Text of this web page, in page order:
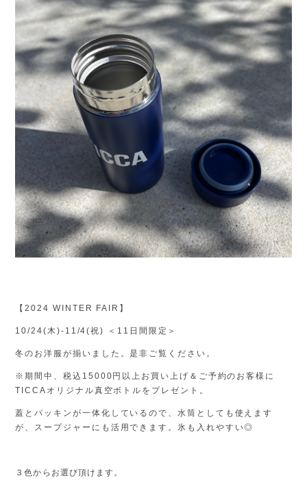
【2024 WINTER FAIR】
10/24(木)-11/4(祝) ＜11日間限定＞
冬のお洋服が揃いました。是非ご覧ください。
※期間中、税込15000円以上お買い上げ＆ご予約のお客様に
TICCAオリジナル真空ボトルをプレゼント。
蓋とパッキンが一体化しているので、水筒としても使えます
が、スープジャーにも活用できます。氷も入れやすい◎
３色からお選び頂けます。